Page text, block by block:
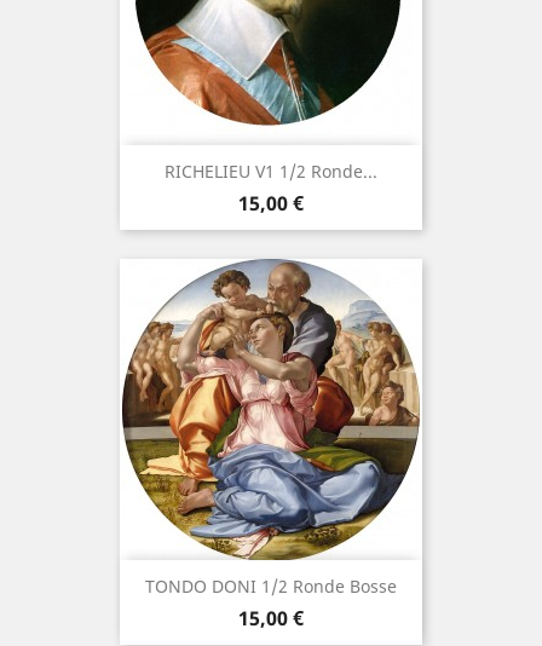
RICHELIEU V1 1/2 Ronde...
Precio
15,00 €
TONDO DONI 1/2 Ronde Bosse
Precio
15,00 €